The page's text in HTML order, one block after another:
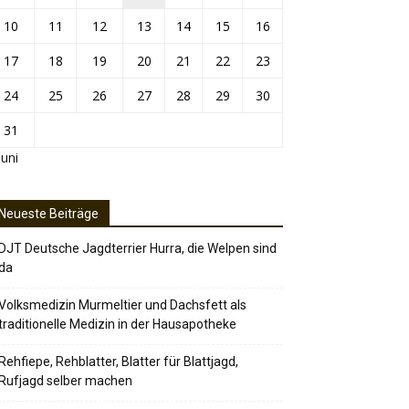
10 11 12 13 14 15
16
17
18 19 20 21 22
23
24
25 26 27 28 29
30
31
Beiträge
Deutsche Jagdterrier Hurra, die Welpen sind
Murmeltier und Dachsfett als
Medizin in der Hausapotheke
Rehblatter, Blatter für Blattjagd,
selber machen